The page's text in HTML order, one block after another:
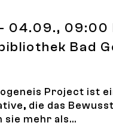
04.09., 09:00
Bad
Project ist
die das
mehr als...